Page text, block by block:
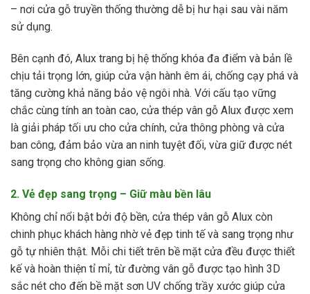
– nơi cửa gỗ truyền thống thường dễ bị hư hại sau vài năm
sử dụng.
Bên cạnh đó, Alux trang bị hệ thống khóa đa điểm và bản lề
chịu tải trọng lớn, giúp cửa vận hành êm ái, chống cạy phá và
tăng cường khả năng bảo vệ ngôi nhà. Với cấu tạo vững
chắc cùng tính an toàn cao, cửa thép vân gỗ Alux được xem
là giải pháp tối ưu cho cửa chính, cửa thông phòng và cửa
ban công, đảm bảo vừa an ninh tuyệt đối, vừa giữ được nét
sang trọng cho không gian sống.
2. Vẻ đẹp sang trọng – Giữ màu bền lâu
Không chỉ nổi bật bởi độ bền, cửa thép vân gỗ Alux còn
chinh phục khách hàng nhờ vẻ đẹp tinh tế và sang trọng như
gỗ tự nhiên thật. Mỗi chi tiết trên bề mặt cửa đều được thiết
kế và hoàn thiện tỉ mỉ, từ đường vân gỗ được tạo hình 3D
sắc nét cho đến bề mặt sơn UV chống trầy xước giúp cửa